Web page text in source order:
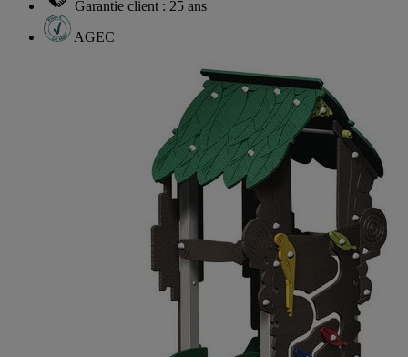
Garantie client : 25 ans
AGEC